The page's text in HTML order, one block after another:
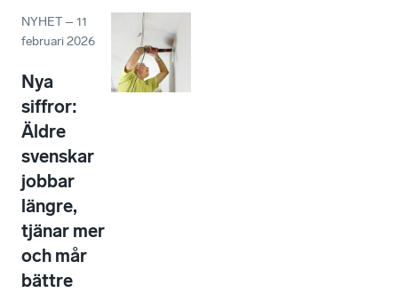
NYHET –11
februari 2026
Nya
siffror:
Äldre
svenskar
jobbar
längre,
tjänar mer
och mår
bättre